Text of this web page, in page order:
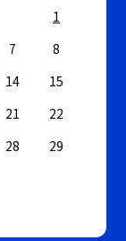
1
7
8
14
15
21
22
28
29